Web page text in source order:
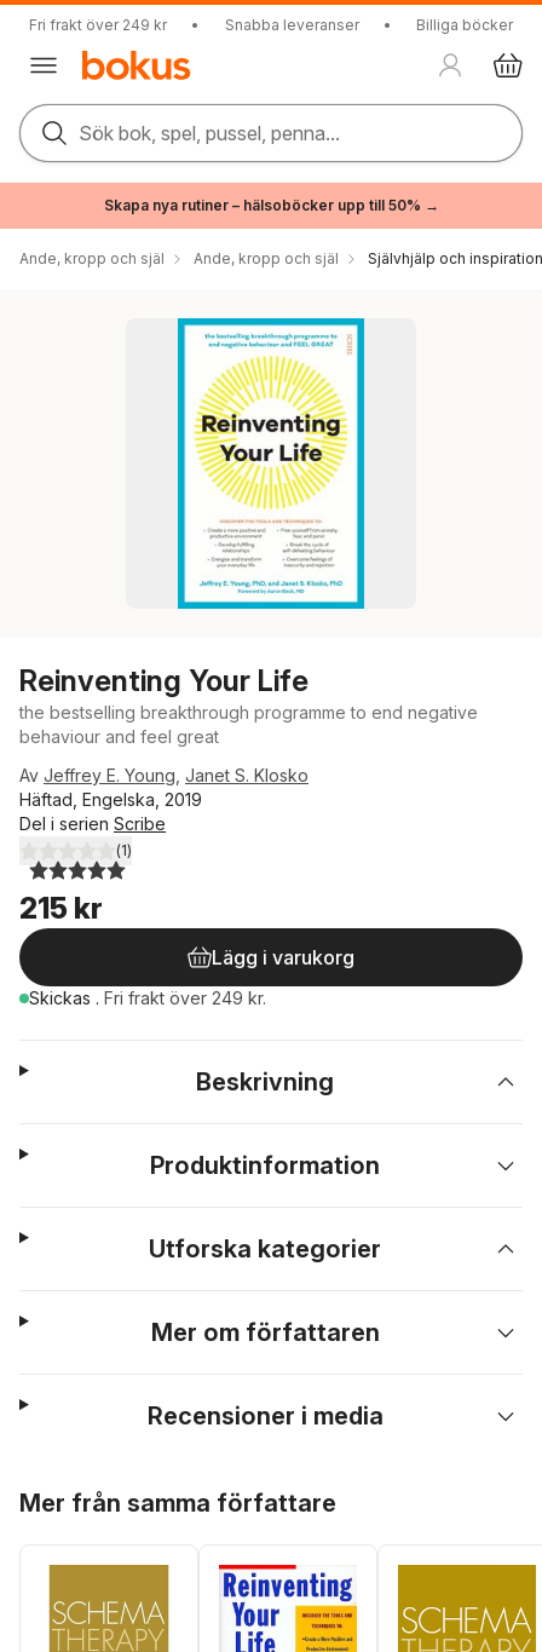
Fri frakt över 249 kr • Snabba leveranser • Billiga böcker
Sök bok, spel, pussel, penna...
Skapa nya rutiner – hälsoböcker upp till 50% →
Ande, kropp och själ Ande, kropp och själ Självhjälp och inspiration
Reinventing Your Life
the bestselling breakthrough programme to end negative
behaviour and feel great
Av Jeffrey E. Young Janet S. Klosko
Häftad, Engelska, 2019
Del i serien Scribe
5,0utav 5 stjärnor. Totalt antal röster:
(1)
215 kr
Lägg i varukorg
Skickas . Fri frakt över 249 kr.
Beskrivning
Produktinformation
Utforska kategorier
Mer om författaren
Recensioner i media
Mer från samma författare